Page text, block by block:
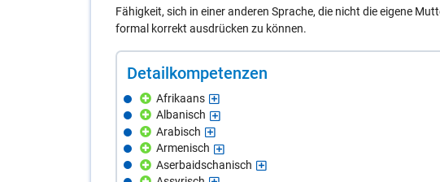
Fähigkeit, sich in einer anderen Sprache, die nicht die eigene
formal korrekt ausdrücken zu können.
De­tail­kom­pe­ten­zen
Afrikaans
Albanisch
Arabisch
Armenisch
Aserbaidschanisch